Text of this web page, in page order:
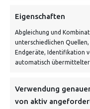
Eigenschaften
Abgleichung und
unterschiedlichen
Endgeräte, Identifikation
automatisch
Verwendung
von aktiv
NEWSLETTER